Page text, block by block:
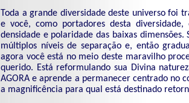
Toda a grande diversidade deste universo foi
e você, como portadores desta
densidade e polaridade das baixas
múltiplos níveis de separação e, então
agora você está no meio deste maravilho
querido. Está reformulando sua Divina
AGORA e aprende a permanecer centrado no
a magnificência para qual está destinado